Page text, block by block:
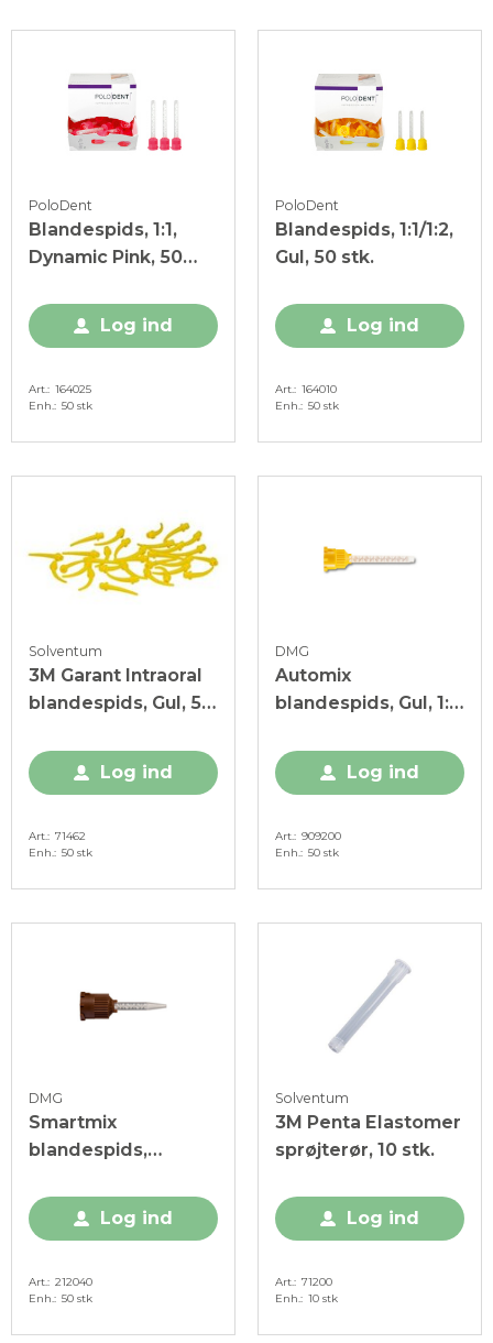
PoloDent
Blandespids, 1:1,
Dynamic Pink, 50
Log ind
Art. 164025
Enh. 50 stk
PoloDent
Blandespids, 1:1/1:2,
Gul, 50 stk.
Log ind
Art. 164010
Enh. 50 stk
Solventum
3M Garant Intraoral
blandespids, Gul, 50
Log ind
Art.
71462
Enh.
50 stk
DMG
Automix
blandespids, Gul, 1:1,
Log ind
Art.
909200
Enh.
50 stk
DMG
Smartmix
blandespids,
stk.
Log ind
Art. 212040
Enh. 50 stk
Solventum
3M Penta Elastomer
sprøjterør, 10 stk.
Log ind
Art. 71200
Enh. 10 stk